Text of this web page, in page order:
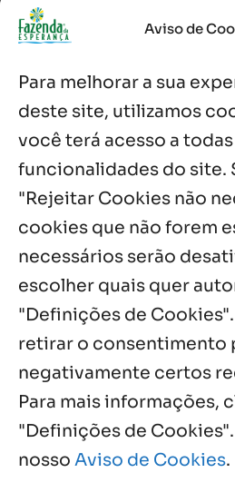
Aviso de
Para melhorar a sua
deste site, utilizamos
você terá acesso a todas
funcionalidades do site.
"Rejeitar Cookies não
cookies que não forem
necessários serão
escolher quais quer
"Definições de
retirar o consentimento
negativamente certos
Para mais informações,
"Definições de
nosso Aviso de Cookies.
de Guadalajara
Fazenda Dom Mário
com testemunhos e
Cristóvão
5 ago, 2026
Notícias por Categoria
Agosto, 2026